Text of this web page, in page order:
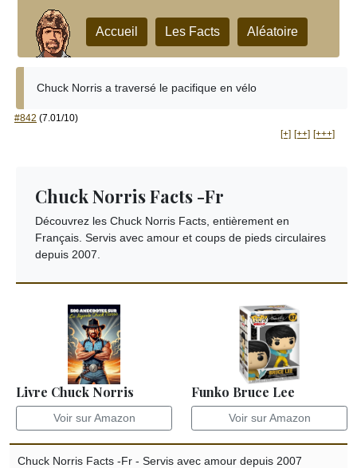
Accueil Les Facts Aléatoire
Chuck Norris a traversé le pacifique en vélo
#842 (7.01/10)
[+] [++] [+++]
Chuck Norris Facts -Fr
Découvrez les Chuck Norris Facts, entièrement en
Français. Servis avec amour et coups de pieds circulaires
depuis 2007.
Livre Chuck Norris
Voir sur Amazon
Funko Bruce Lee
Voir sur Amazon
Chuck Norris Facts -Fr - Servis avec amour depuis 2007